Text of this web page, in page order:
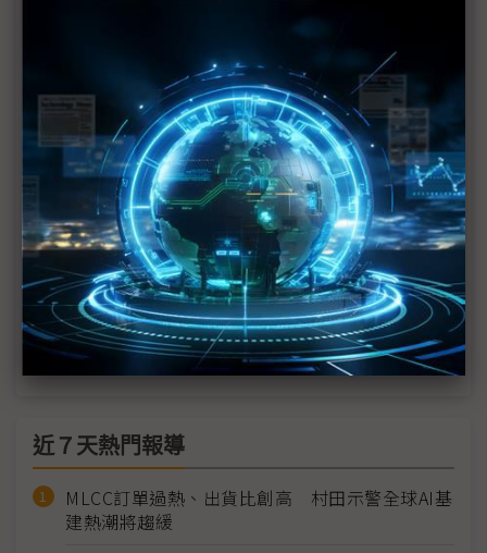
精誠林隆奮：關稅影響「短多長不空」 雲端仍一片
CloudMile王振豪專訪》解析星、馬、菲、印尼AI發
展「角色論」
新加坡電信攜手NVIDIA 為東南亞資料中心AI添翼
東南亞氣候先天不足 如何克服資料中心減碳大勢？
新加坡建資料中心大不易 吉寶擁抱氫能、遠眺海洋
緯穎首布局東南亞 馬來西亞廠動土
近７天熱門報導
MLCC訂單過熱、出貨比創高 村田示警全球AI基
建熱潮將趨緩